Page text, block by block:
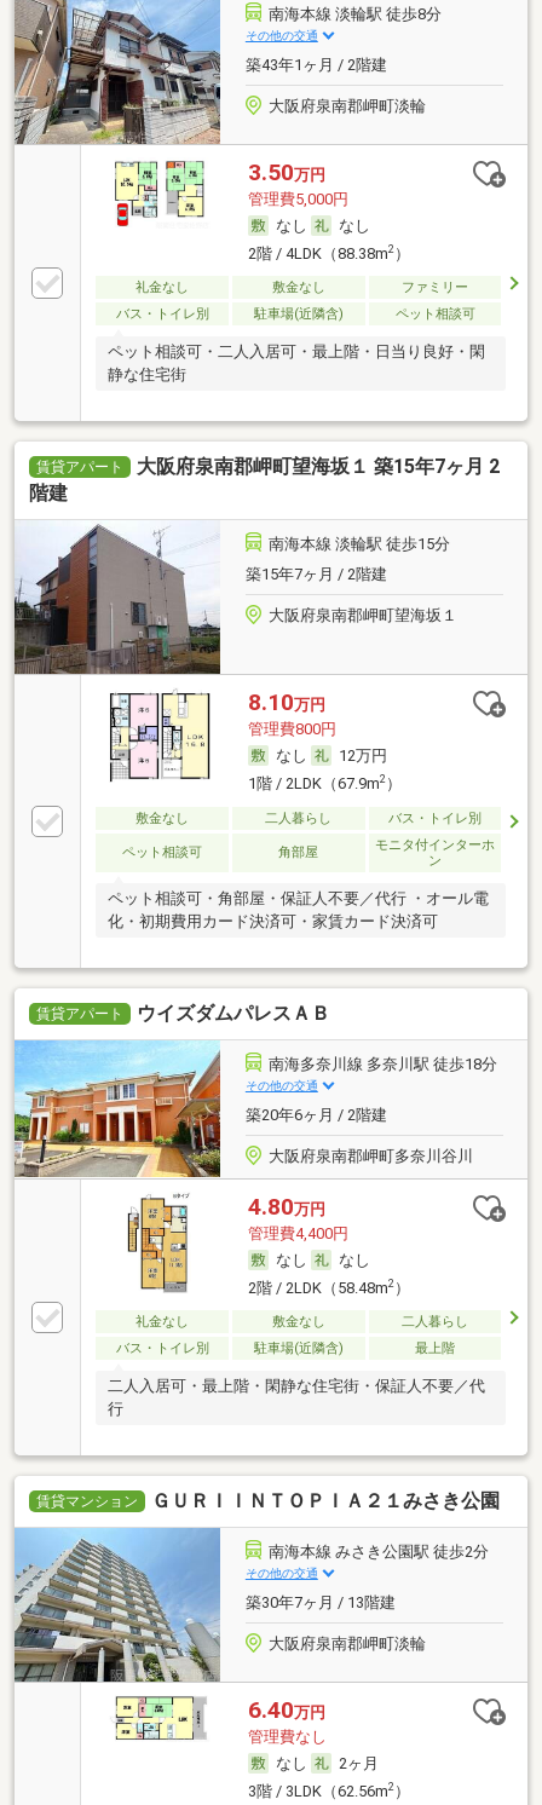
南海本線 淡輪駅 徒歩8分
その他の交通
築43年1ヶ月 / 2階建
大阪府泉南郡岬町淡輪
3.50万円
管理費5,000円
なし
なし
2階 / 4LDK（88.38m2）
礼金なし 敷金なし
ファミリー
バス・トイレ別
駐車場(近隣含) ペット相談可
ペット相談可・二人入居可・最上階・日当り良好・閑
静な住宅街
賃貸アパート
大阪府泉南郡岬町望海坂１ 築15年7ヶ月 2
階建
南海本線 淡輪駅 徒歩15分
築15年7ヶ月 / 2階建
大阪府泉南郡岬町望海坂１
8.10万円
管理費800円
なし
12万円
1階 / 2LDK（67.9m2）
敷金なし 二人暮らし バス・トイレ別
ペット相談可 角部屋
モニタ付インターホ
ン
ペット相談可・角部屋・保証人不要／代行 ・オール電
化・初期費用カード決済可・家賃カード決済可
賃貸アパート ウイズダムパレスＡＢ
南海多奈川線 多奈川駅 徒歩18分
その他の交通
築20年6ヶ月 / 2階建
大阪府泉南郡岬町多奈川谷川
4.80万円
管理費4,400円
なし
なし
2階 / 2LDK（58.48m2）
礼金なし 敷金なし
二人暮らし
バス・トイレ別
駐車場(近隣含) 最上階
二人入居可・最上階・閑静な住宅街・保証人不要／代
行
賃貸マンション ＧＵＲＩＩＮＴＯＰＩＡ２１みさき公園
南海本線 みさき公園駅 徒歩2分
その他の交通
築30年7ヶ月 / 13階建
大阪府泉南郡岬町淡輪
6.40万円
管理費なし
なし
2ヶ月
3階 / 3LDK（62.56m2）